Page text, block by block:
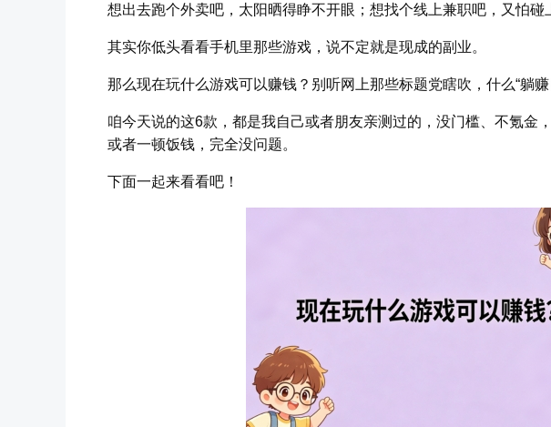
想出去跑个外卖吧，太阳晒得睁不开眼；想找个线上兼职吧，又怕碰
其实你低头看看手机里那些游戏，说不定就是现成的副业。
那么现在玩什么游戏可以赚钱？别听网上那些标题党瞎吹，什么“躺赚
咱今天说的这6款，都是我自己或者朋友亲测过的，没门槛、不氪金
或者一顿饭钱，完全没问题。
下面一起来看看吧！